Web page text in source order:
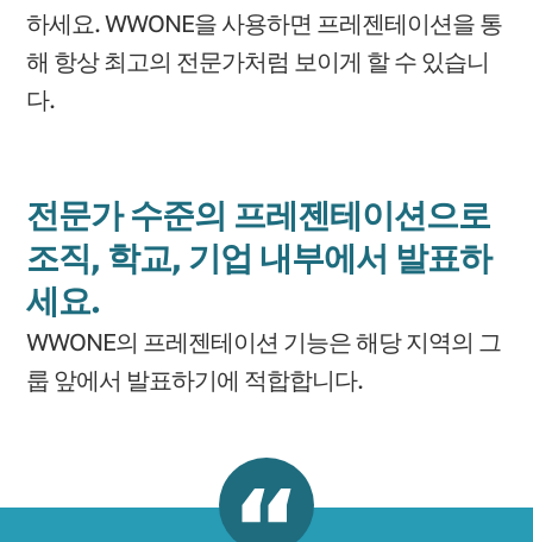
하세요. WWONE을 사용하면 프레젠테이션을 통
해 항상 최고의 전문가처럼 보이게 할 수 있습니
다.
전문가 수준의 프레젠테이션으로
조직, 학교, 기업 내부에서 발표하
세요.
WWONE의 프레젠테이션 기능은 해당 지역의 그
룹 앞에서 발표하기에 적합합니다.